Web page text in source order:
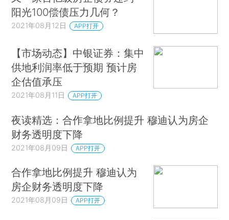
阳光100偿债压力几何？
2021年08月12日 APP打开
【市场动态】中银证券：集中
供地利润率低于预期 预计房
企估值承压
2021年08月11日 APP打开
夜读精选：合作拿地比例提升 穆迪认为房企
财务透明度下降
2021年08月09日 APP打开
合作拿地比例提升 穆迪认为
房企财务透明度下降
2021年08月09日 APP打开